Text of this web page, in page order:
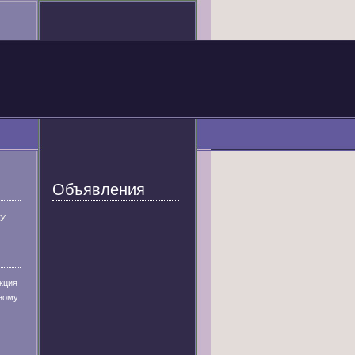
Объявления